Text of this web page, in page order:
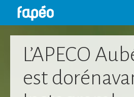
L’APECO
est